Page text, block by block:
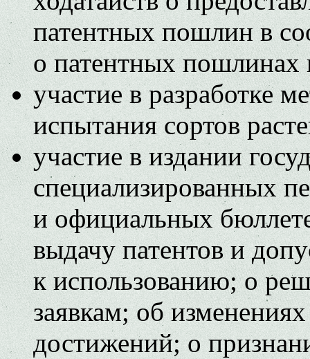
патентных пошлин в
о патентных пошлинах
участие в разработке
испытания сортов
участие в издании
специализированных
и официальных
выдачу патентов и
к использованию; о
заявкам; об
достижений; о